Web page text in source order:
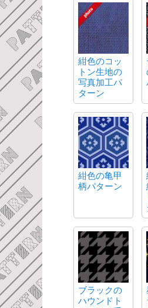
紺色のコッ
トン生地の
写真加工パ
ターン
紺色の亀甲
柄パターン
ブラックの
ハウンドト